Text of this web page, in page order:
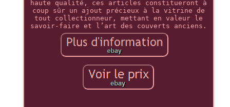
haute qualité, ces articles constitueront à
coup sûr un ajout précieux à la vitrine de
tout collectionneur, mettant en valeur le
savoir-faire et l’art des couverts anciens.